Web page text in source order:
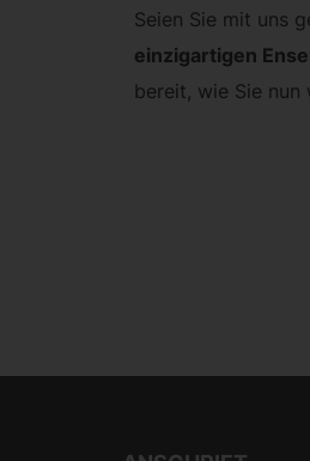
Seien Sie mit uns
einzigartigen
bereit, wie Sie nun